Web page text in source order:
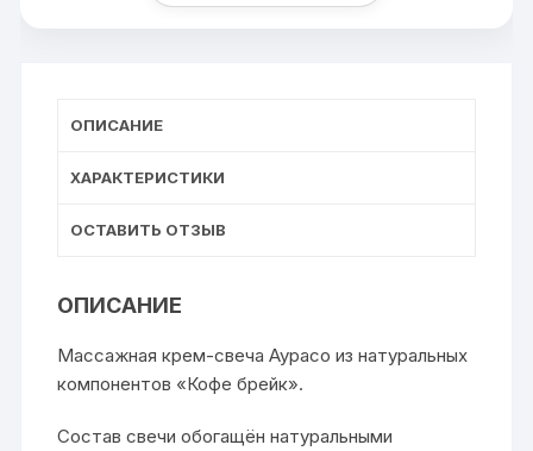
ОПИСАНИЕ
ХАРАКТЕРИСТИКИ
ОСТАВИТЬ ОТЗЫВ
ОПИСАНИЕ
Массажная крем-свеча Аурасо из натуральных
компонентов «Кофе брейк».
Состав свечи обогащён натуральными